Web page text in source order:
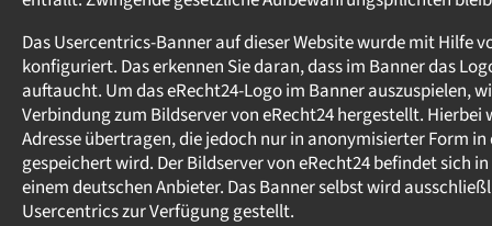
Das Usercentrics-Banner auf dieser Website wurde mit Hilfe
konfiguriert. Das erkennen Sie daran, dass im Banner das
auftaucht. Um das eRecht24-Logo im Banner auszuspielen,
Verbindung zum Bildserver von eRecht24 hergestellt. Hierbei
Adresse übertragen, die jedoch nur in anonymisierter Form in
gespeichert wird. Der Bildserver von eRecht24 befindet sich
einem deutschen Anbieter. Das Banner selbst wird
Usercentrics zur Verfügung gestellt.